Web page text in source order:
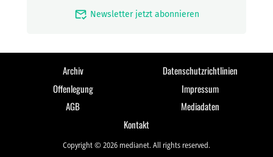
mark_email_read Newsletter jetzt abonnieren
Archiv
Datenschutzrichtlinien
Offenlegung
Impressum
AGB
Mediadaten
Kontakt
Copyright © 2026 medianet. All rights reserved.